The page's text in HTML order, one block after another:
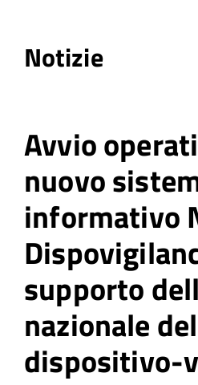
Notizie
Avvio
nuovo
informativo
supporto
nazionale
dispositivo-